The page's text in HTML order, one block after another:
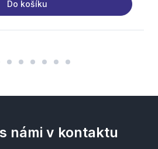
Do košíku
námi v kontaktu